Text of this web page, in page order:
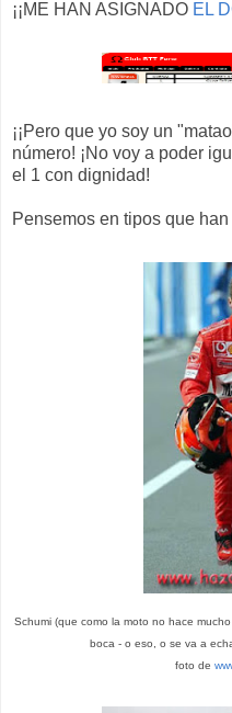
¡¡ME HAN ASIGNADO EL
¡¡Pero que yo soy un
número! ¡No voy a poder
el 1 con dignidad!
Pensemos en tipos que
Schumi (que como la moto no hace
boca - o eso, o se va a
foto de